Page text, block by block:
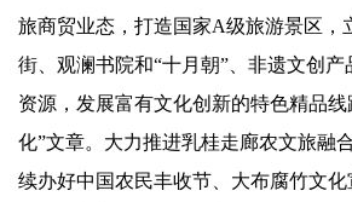
旅商贸业态，打造国家A级旅游景区，
街、观澜书院和“十月朝”、非遗文创
资源，发展富有文化创新的特色精品线
化”文章。大力推进乳桂走廊农文旅融
续办好中国农民丰收节、大布腐竹文